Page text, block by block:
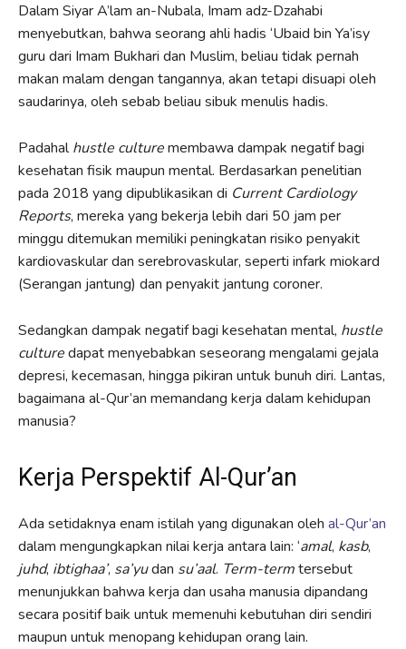
Dalam Siyar A’lam an-Nubala, Imam adz-Dzahabi
menyebutkan, bahwa seorang ahli hadis ‘Ubaid bin Ya’isy
guru dari Imam Bukhari dan Muslim, beliau tidak pernah
makan malam dengan tangannya, akan tetapi disuapi oleh
saudarinya, oleh sebab beliau sibuk menulis hadis.
Padahalhustle culturemembawa dampak negatif bagi
kesehatan fisik maupun mental. Berdasarkan penelitian
pada 2018 yang dipublikasikan di Current Cardiology
Reports, mereka yang bekerja lebih dari 50 jam per
minggu ditemukan memiliki peningkatan risiko penyakit
kardiovaskular dan serebrovaskular, seperti infark miokard
(Serangan jantung) dan penyakit jantung coroner.
Sedangkan dampak negatif bagi kesehatan mental, hustle
culturedapat menyebabkan seseorang mengalami gejala
depresi, kecemasan, hingga pikiran untuk bunuh diri. Lantas,
bagaimana al-Qur’an memandang kerja dalam kehidupan
manusia?
Kerja Perspektif Al-Qur’an
Ada setidaknya enam istilah yang digunakan oleh al-Qur’an
dalam mengungkapkan nilai kerja antara lain: ‘amal, kasb,
juhd, ibtighaa’, sa’yudan su’aal. Term-termtersebut
menunjukkan bahwa kerja dan usaha manusia dipandang
secara positif baik untuk memenuhi kebutuhan diri sendiri
maupun untuk menopang kehidupan orang lain.